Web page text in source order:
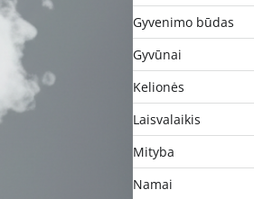
Gyvenimo būdas
Gyvūnai
Kelionės
Laisvalaikis
Mityba
Namai